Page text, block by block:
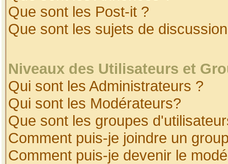
Que sont les Post-it ?
Que sont les sujets de
Niveaux des Utilisateurs et
Qui sont les Administrateurs ?
Qui sont les Modérateurs?
Que sont les groupes
Comment puis-je joindre un
Comment puis-je devenir le